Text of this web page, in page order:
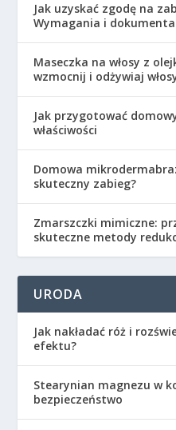
Jak uzyskać zgodę na
Wymagania i
Maseczka na włosy z
wzmocnij i odżywiaj
Jak przygotować
właściwości
Domowa
skuteczny zabieg?
Zmarszczki mimiczne:
skuteczne metody
URODA
Jak nakładać róż i
efektu?
Stearynian magnezu w
bezpieczeństwo